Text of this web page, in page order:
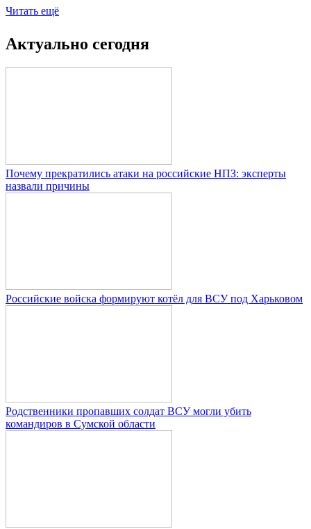
Читать ещё
Актуально сегодня
Почему прекратились атаки на российские НПЗ: эксперты
назвали причины
Российские войска формируют котёл для ВСУ под Харьковом
Родственники пропавших солдат ВСУ могли убить
командиров в Сумской области